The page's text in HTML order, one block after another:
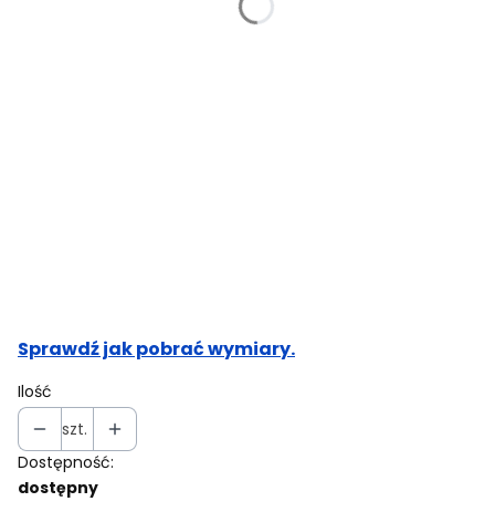
Sprawdź jak pobrać wymiary.
Ilość
szt.
Dostępność:
dostępny